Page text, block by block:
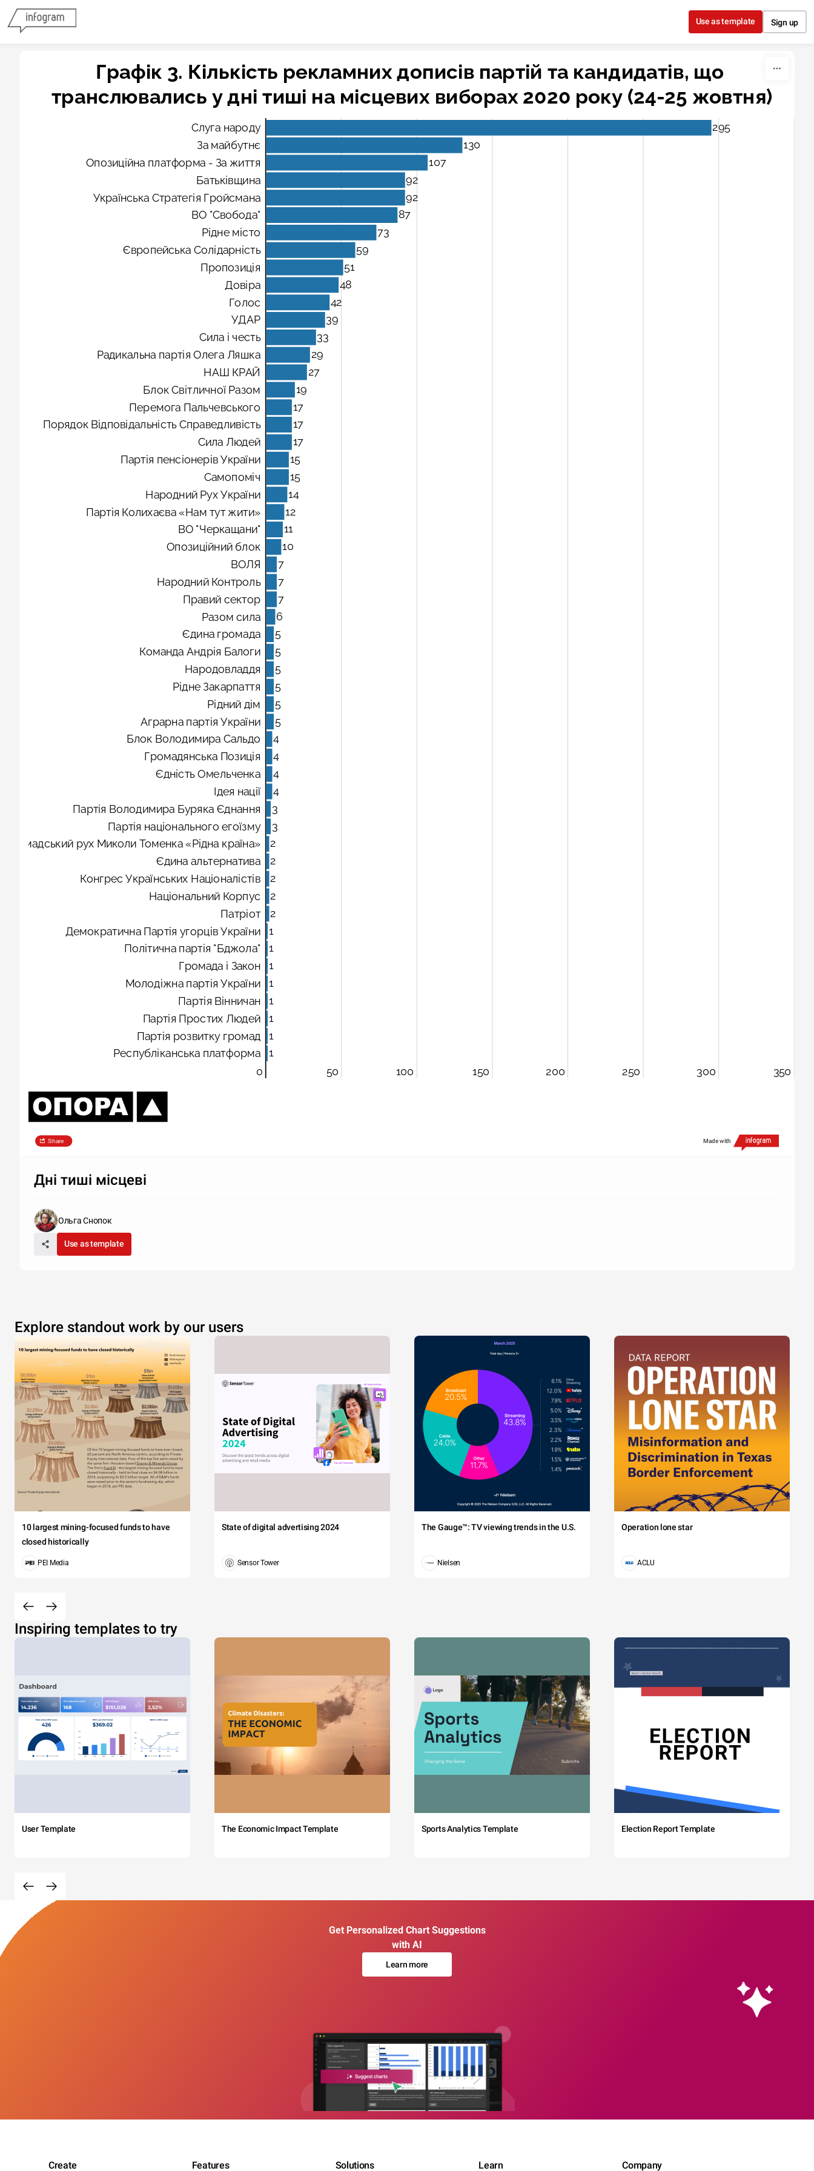
Use as template Sign up
Графік 3. Кількість рекламних дописів партій та кандидатів, що
транслювались у дні тиші на місцевих виборах 2020 року (24-25 жовтня)
Слуга народу
За майбутнє
Опозиційна платформа - За життя
Батьківщина
Українська Стратегія Гройсмана
ВО "Свобода"
Рідне місто
Європейська Солідарність
Пропозиція
Довіра
Голос
УДАР
Сила і честь
Радикальна партія Олега Ляшка
НАШ КРАЙ
Блок Світличної Разом
Перемога Пальчевського
Порядок Відповідальність Справедливість
Сила Людей
Партія пенсіонерів України
Самопоміч
Народний Рух України
Партія Колихаєва «Нам тут жити»
ВО "Черкащани"
Опозиційний блок
ВОЛЯ
Народний Контроль
Правий сектор
Разом сила
Єдина громада
Команда Андрія Балоги
Народовладдя
Рідне Закарпаття
Рідний дім
Аграрна партія України
Блок Володимира Сальдо
Громадянська Позиція
Єдність Омельченка
Ідея нації
Партія Володимира Буряка Єднання
Партія національного егоїзму
Громадський рух Миколи Томенка «Рідна країна»
Єдина альтернатива
Конгрес Українських Націоналістів
Національний Корпус
Патріот
Демократична Партія угорців України
Політична партія "Бджола"
Громада і Закон
Молодіжна партія України
Партія Вінничан
Партія Простих Людей
Партія розвитку громад
Республіканська платформа
0 50 100 150 200 250 300 350
295
130
107
92
92
87
73
59
51
48
42
39
33
29
27
19
17
17
17
15
15
14
12
11
10
7
7
7
6
5
5
5
5
5
5
4
4
4
4
3
3
2
2
2
2
2
1
1
1
1
1
1
1
1
Share Made with
Дні тиші місцеві
Ольга Снопок
Use as template
Explore standout work by our users
10 largest mining-focused funds to have
closed historically
PEI Media
State of digital advertising 2024
Sensor Tower
The Gauge™: TV viewing trends in the U.S.
Nielsen
Operation lone star
ACLU
Inspiring templates to try
User Template The Economic Impact Template Sports Analytics Template Election Report Template
Get Personalized Chart Suggestions
with AI
Learn more
Create Features Solutions Learn Company